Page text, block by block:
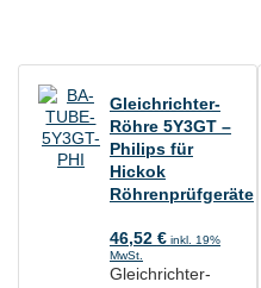
Gleichrichter-
Röhre 5Y3GT –
Philips für
Hickok
Röhrenprüfgeräte
46,52 € inkl. 19%
MwSt.
Gleichrichter-